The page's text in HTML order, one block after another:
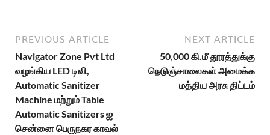
PREVIOUS ARTICLE
Navigator Zone Pvt Ltd
வழங்கிய LED டிவி,
Automatic Sanitizer
Machine மற்றும் Table
Automatic Sanitizers ஐ
சென்னை பெருநகர காவல்
NEXT ARTICLE
50,000 கி.மீ தூரத்துக்கு
நெடுஞ்சாலைகள் அமைக்க
மத்திய அரசு திட்டம்